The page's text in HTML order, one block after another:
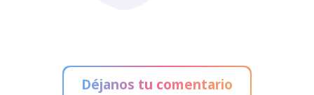
Déjanos tu comentario